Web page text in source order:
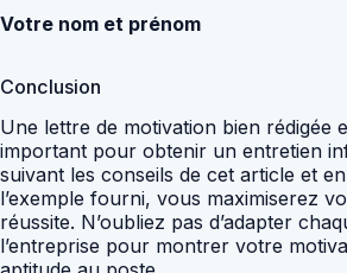
Votre nom et prénom
Conclusion
Une lettre de motivation bien rédigée
important pour obtenir un entretien
suivant les conseils de cet article et
l’exemple fourni, vous maximiserez
réussite. N’oubliez pas d’adapter
l’entreprise pour montrer votre